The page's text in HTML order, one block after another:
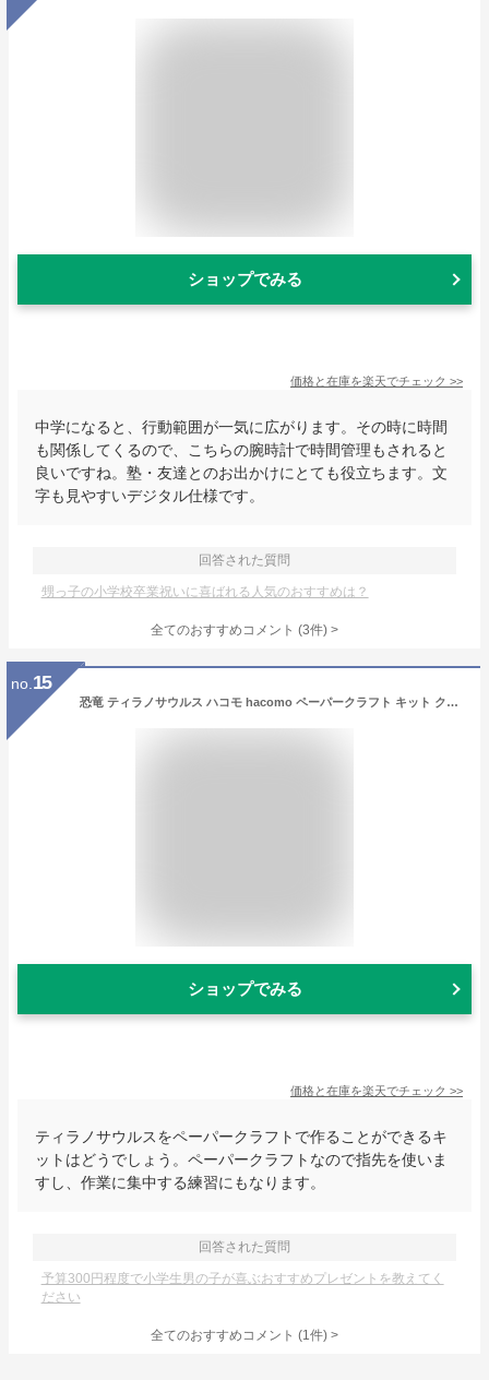
ショップでみる
価格と在庫を楽天でチェック >>
中学になると、行動範囲が一気に広がります。その時に時間
も関係してくるので、こちらの腕時計で時間管理もされると
良いですね。塾・友達とのお出かけにとても役立ちます。文
字も見やすいデジタル仕様です。
回答された質問
甥っ子の小学校卒業祝いに喜ばれる人気のおすすめは？
全てのおすすめコメント (3件) >
no. 15
恐竜 ティラノサウルス ハコモ hacomo ペーパークラフト キット クリスマス 工作キット 小学生 工作 キット 知育 おもちゃ 誕生日プレゼント 子供 クリスマスプレゼント 子供 おもちゃ 男の子 女の子 子供会 クリスマス会 工作 知育玩具 知育おもちゃ 図工 おうち時間
ショップでみる
価格と在庫を楽天でチェック >>
ティラノサウルスをペーパークラフトで作ることができるキ
ットはどうでしょう。ペーパークラフトなので指先を使いま
すし、作業に集中する練習にもなります。
回答された質問
予算300円程度で小学生男の子が喜ぶおすすめプレゼントを教えてく
ださい
全てのおすすめコメント (1件) >